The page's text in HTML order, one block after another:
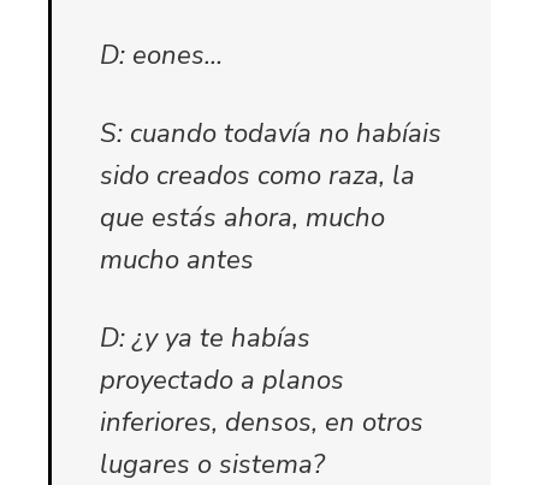
D: eones…
S: cuando todavía no habíais
sido creados como raza, la
que estás ahora, mucho
mucho antes
D: ¿y ya te habías
proyectado a planos
inferiores, densos, en otros
lugares o sistema?